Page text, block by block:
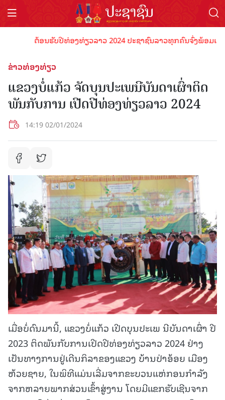
ຕ້ອນຮັບປີທ່ອງທ່ຽວລາວ 2024 ປະຊາຊົນລາວທຸກຄົນຈົ່ງພ້ອມເປັ
ຂ່າວທ່ອງທ່ຽວ
ແຂວງບໍ່ແກ້ວ ຈັດບຸນປະເພນີບັນດາເຜົ່າຕິດ
ພັນກັບການ ເປີດປີທ່ອງທ່ຽວລາວ 2024
14:19 02/01/2024
ເມື່ອບໍ່ດົນມານີ້, ແຂວງບໍ່ແກ້ວ ເປີດບຸນປະເພ ນີບັນດາເຜົ່າ ປີ
2023 ຕິດພັນກັບການເປີດປີທ່ອງທ່ຽວລາວ 2024 ຢ່າງ
ເປັນທາງການຢູ່ເດີນກິລາຂອງແຂວງ ບ້ານປ່າອ້ອຍ ເມືອງ
ຫ້ວຍຊາຍ, ໃນພິທີແມ່ນເລີ່ມຈາກຂະບວນແຫ່ກອນກໍາລັງ
ຈາກຫລາຍພາກສ່ວນເຂົ້າສູ່ງານ ໂດຍມີແຂກຮັບເຊີນຈາກ